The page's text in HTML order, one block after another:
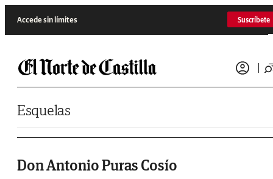
Accede sin límites Suscríbete
Esquelas
Don Antonio Puras Cosío